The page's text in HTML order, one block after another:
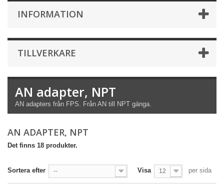
INFORMATION
TILLVERKARE
AN adapter, NPT
AN adapters från FPS. Från AN till NPT gänga.
AN ADAPTER, NPT
Det finns 18 produkter.
Sortera efter -- Visa 12 per sida